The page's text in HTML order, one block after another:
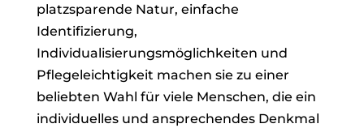
platzsparende Natur, einfache
Identifizierung,
Individualisierungsmöglichkeiten und
Pflegeleichtigkeit machen sie zu einer
beliebten Wahl für viele Menschen, die ein
individuelles und ansprechendes Denkmal